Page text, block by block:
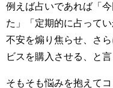
例えば占いであれば「
た」「定期的に占って
不安を煽り焦らせ、さ
ビスを購入させる、と言
そもそも悩みを抱えて